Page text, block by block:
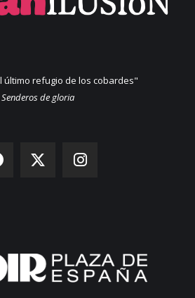
último refugio de los cobardes"
Senderos de gloria